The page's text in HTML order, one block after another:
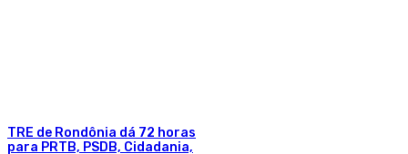
TRE de Rondônia dá 72 horas
para PRTB, PSDB, Cidadania,